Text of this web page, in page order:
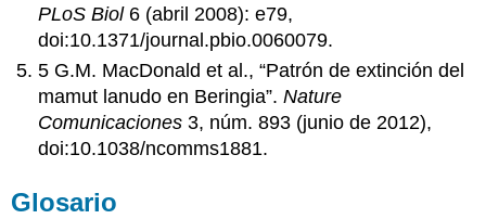
PLoS Biol6 (abril 2008): e79,
doi:10.1371/journal.pbio.0060079.
5 G.M. MacDonald et al., “Patrón de extinción del
mamut lanudo en Beringia”.Nature
Comunicaciones 3, núm. 893 (junio de 2012),
doi:10.1038/ncomms1881.
Glosario